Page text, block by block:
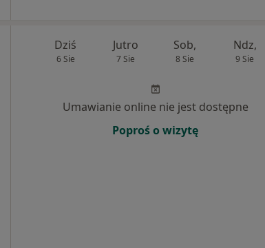
Dziś
6 Sie
Jutro
7 Sie
Sob,
8 Sie
Ndz,
9 Sie
Umawianie online nie jest dostępne
Poproś o wizytę